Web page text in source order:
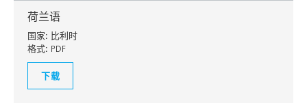
荷兰语
国家: 比利时
格式: PDF
下载